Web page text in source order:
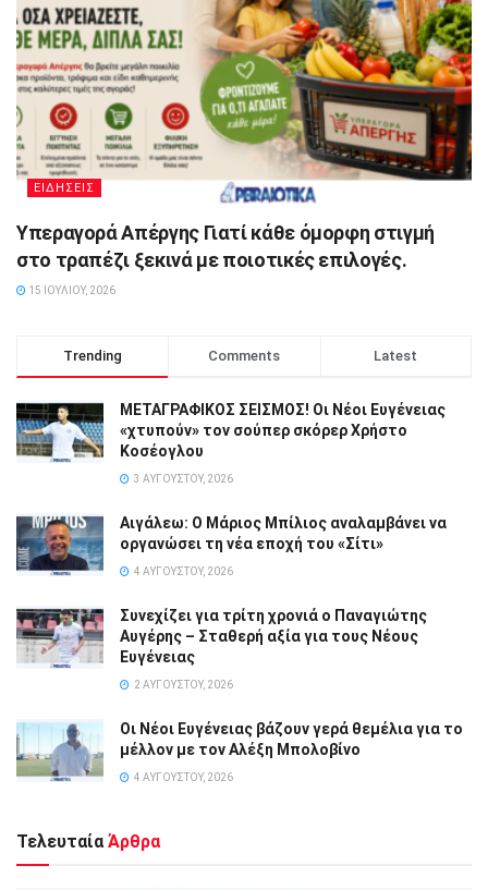
ΕΙΔΗΣΕΙΣ
Υπεραγορά Απέργης Γιατί κάθε όμορφη στιγμή
στο τραπέζι ξεκινά με ποιοτικές επιλογές.
15 ΙΟΥΛΊΟΥ, 2026
Trending Comments Latest
ΜΕΤΑΓΡΑΦΙΚΟΣ ΣΕΙΣΜΟΣ! Οι Νέοι Ευγένειας
«χτυπούν» τον σούπερ σκόρερ Χρήστο
Κοσέογλου
3 ΑΥΓΟΎΣΤΟΥ, 2026
Αιγάλεω: Ο Μάριος Μπίλιος αναλαμβάνει να
οργανώσει τη νέα εποχή του «Σίτι»
4 ΑΥΓΟΎΣΤΟΥ, 2026
Συνεχίζει για τρίτη χρονιά ο Παναγιώτης
Αυγέρης – Σταθερή αξία για τους Νέους
Ευγένειας
2 ΑΥΓΟΎΣΤΟΥ, 2026
Οι Νέοι Ευγένειας βάζουν γερά θεμέλια για το
μέλλον με τον Αλέξη Μπολοβίνο
4 ΑΥΓΟΎΣΤΟΥ, 2026
Τελευταία Άρθρα